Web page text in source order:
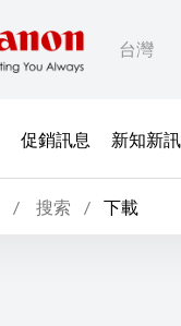
台灣
促銷訊息 新知新訊
搜索 下載